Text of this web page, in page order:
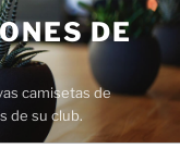
DE
camisetas de
de su club.